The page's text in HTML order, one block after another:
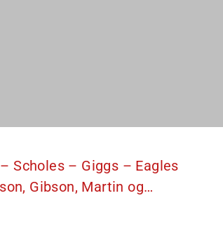
Scholes – Giggs – Eagles
Gibson, Martin og…